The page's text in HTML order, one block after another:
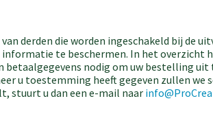
derden die worden ingeschakeld bij de
te beschermen. In het overzicht
betaalgegevens nodig om uw bestelling uit
u toestemming heeft gegeven zullen we
stuurt u dan een e-mail naar